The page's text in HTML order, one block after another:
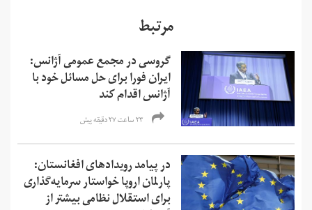
مرتبط
گروسی در مجمع عمومی آژانس:
ایران فورا برای حل مسائل خود با
آژانس اقدام کند
۲۳ ساعت ۲۷ دقیقه پیش
در پیامد رویدادهای افغانستان:
پارلمان اروپا خواستار سرمایه‌گذاری
برای استقلال نظامی بیشتر از